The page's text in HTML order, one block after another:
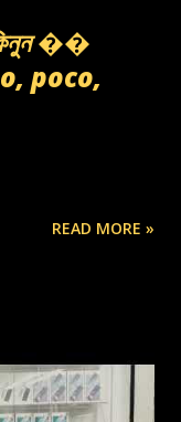
��
poco,
READ MORE »